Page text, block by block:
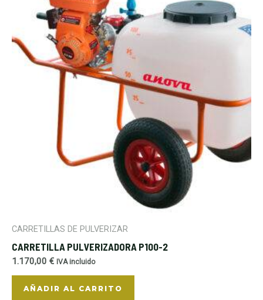
CARRETILLAS DE PULVERIZAR
CARRETILLA PULVERIZADORA P100-2
1.170,00 € IVA incluido
AÑADIR AL CARRITO